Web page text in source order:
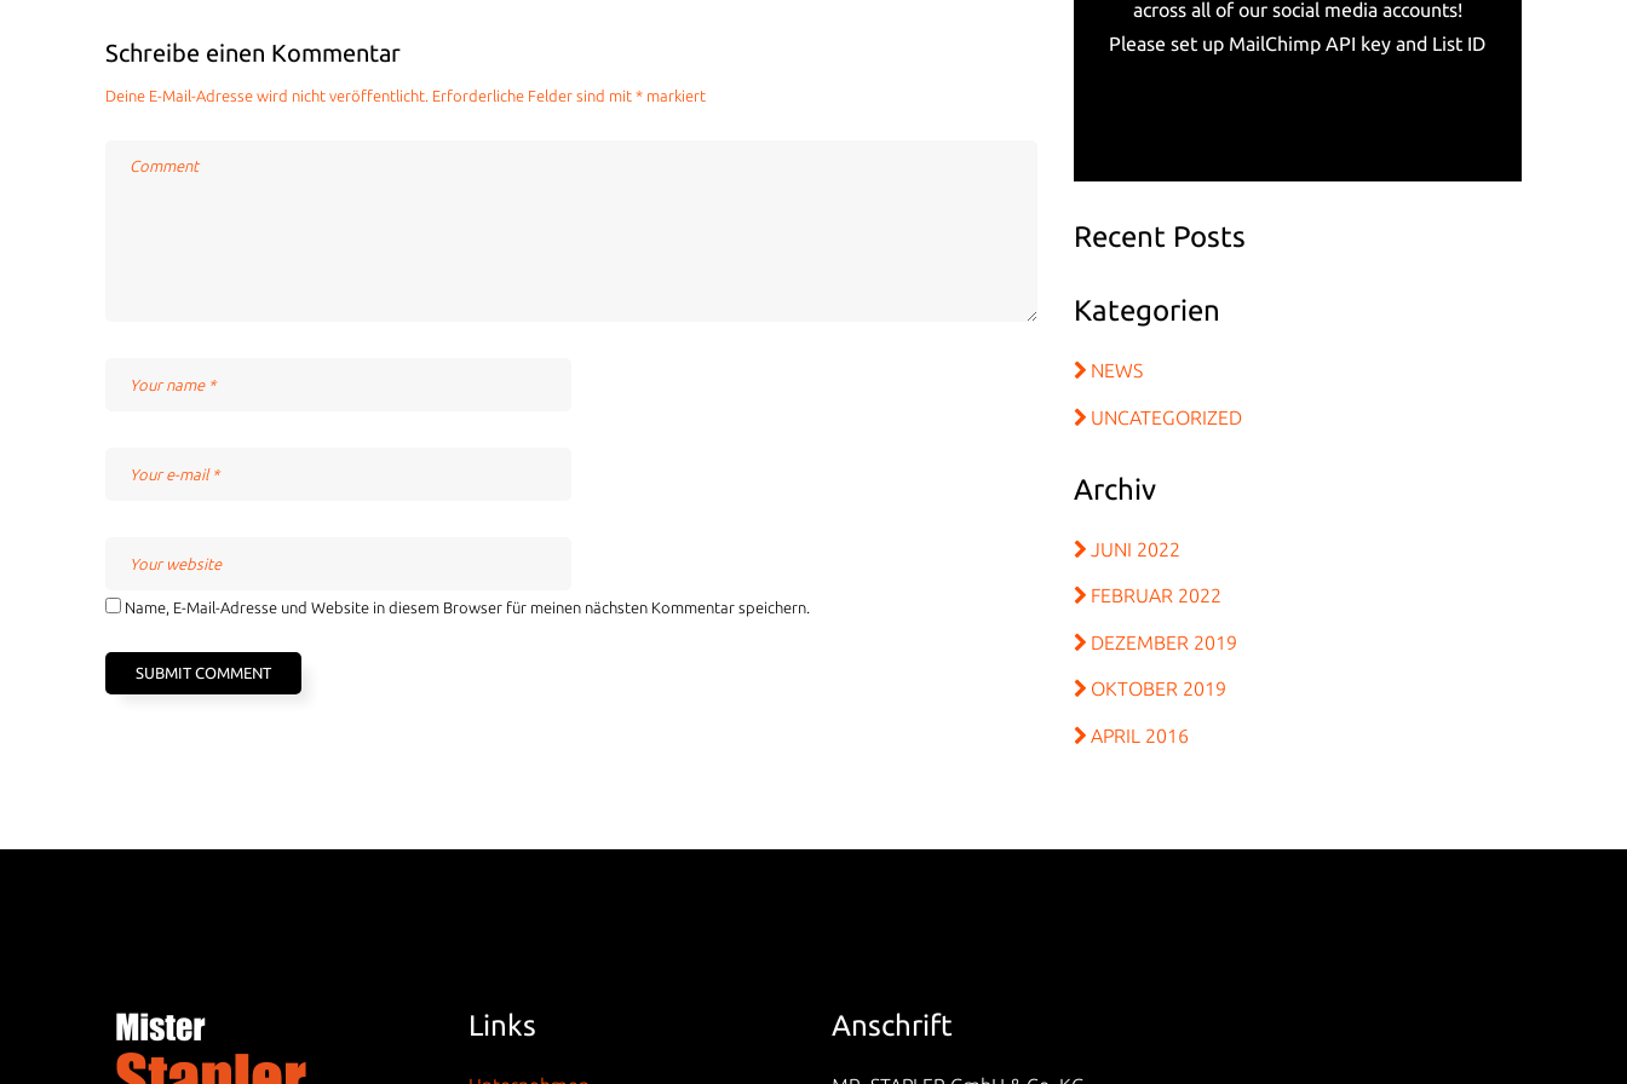
Schreibe einen Kommentar
Deine E-Mail-Adresse wird nicht veröffentlicht. Erforderliche Felder sind mit * markiert
Name, E-Mail-Adresse und Website in diesem Browser für meinen nächsten Kommentar speichern.
across all of our social media accounts!
Please set up MailChimp API key and List ID
Recent Posts
Kategorien
NEWS
UNCATEGORIZED
Archiv
JUNI 2022
FEBRUAR 2022
DEZEMBER 2019
OKTOBER 2019
APRIL 2016
Links Anschrift